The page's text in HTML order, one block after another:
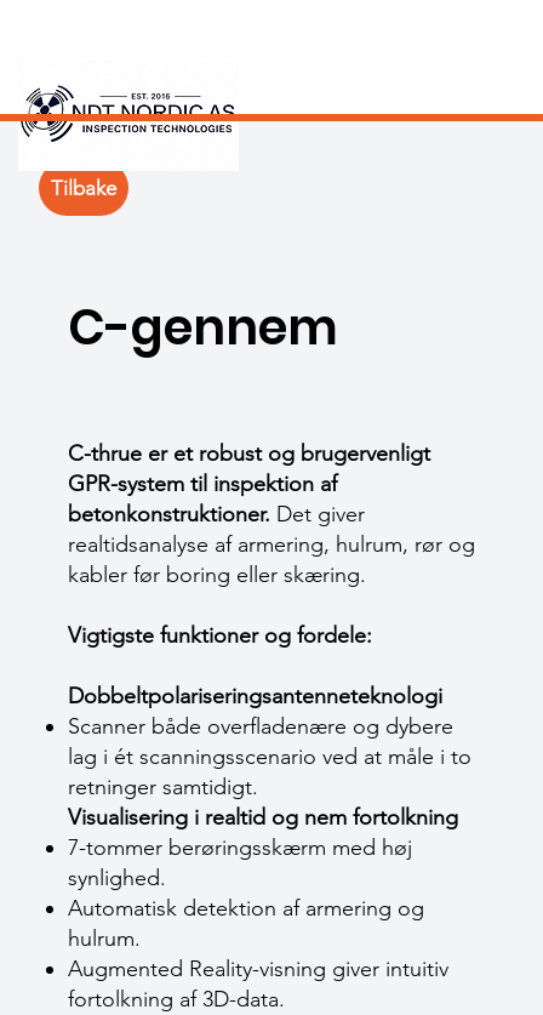
C-gennem
C-thrue er et robust og brugervenligt
GPR-system til inspektion af
betonkonstruktioner. Det giver
realtidsanalyse af armering, hulrum, rør og
kabler før boring eller skæring.
Vigtigste funktioner og fordele:
Dobbeltpolariseringsantenneteknologi
Scanner både overfladenære og dybere
lag i ét scanningsscenario ved at måle i to
retninger samtidigt.
Visualisering i realtid og nem fortolkning
7-tommer berøringsskærm med høj
synlighed.
Automatisk detektion af armering og
hulrum.
Augmented Reality-visning giver intuitiv
fortolkning af 3D-data.
Tilbake